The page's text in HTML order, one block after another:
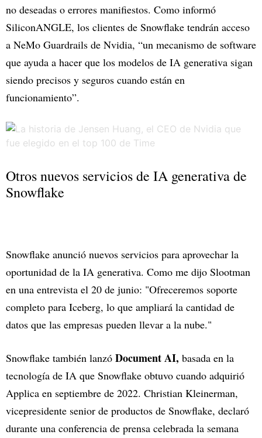
no deseadas o errores manifiestos. Como informó
SiliconANGLE, los clientes de Snowflake tendrán acceso
a NeMo Guardrails de Nvidia, “un mecanismo de software
que ayuda a hacer que los modelos de IA generativa sigan
siendo precisos y seguros cuando están en
funcionamiento”.
Otros nuevos servicios de IA generativa de
Snowflake
Snowflake anunció nuevos servicios para aprovechar la
oportunidad de la IA generativa. Como me dijo Slootman
en una entrevista el 20 de junio: "Ofreceremos soporte
completo para Iceberg, lo que ampliará la cantidad de
datos que las empresas pueden llevar a la nube."
Snowflake también lanzó Document AI, basada en la
tecnología de IA que Snowflake obtuvo cuando adquirió
Applica en septiembre de 2022. Christian Kleinerman,
vicepresidente senior de productos de Snowflake, declaró
durante una conferencia de prensa celebrada la semana